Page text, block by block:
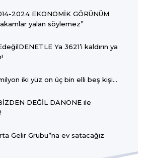
2024 EKONOMİK GÖRÜNÜM
yalan söylemez”
Ya 3621’i kaldırın ya
iki yüz on üç bin elli beş kişi…
DEĞİL DANONE ile
Gelir Grubu”na ev satacağız